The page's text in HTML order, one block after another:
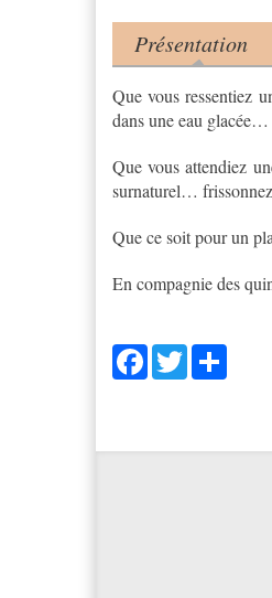
Product
Présentation
(onglet actif)
Que vous ressentiez
dans une eau
Que vous attendiez
surnaturel…
Que ce soit pour un
En compagnie des
Facebook
Twitter